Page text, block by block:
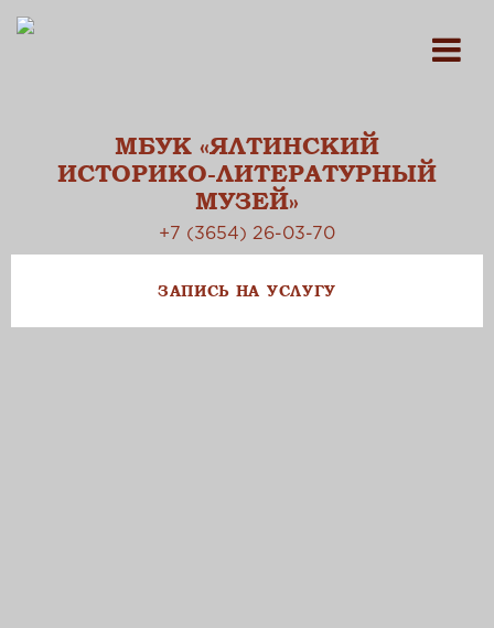
МБУК «ЯЛТИНСКИЙ
ИСТОРИКО-ЛИТЕРАТУРНЫЙ
МУЗЕЙ»
+7 (3654) 26-03-70
ЗАПИСЬ НА УСЛУГУ